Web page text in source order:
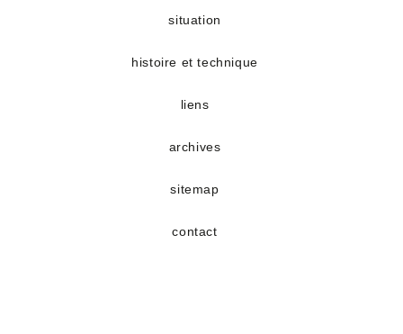
onglet
situation
histoire et technique
liens
archives
sitemap
contact